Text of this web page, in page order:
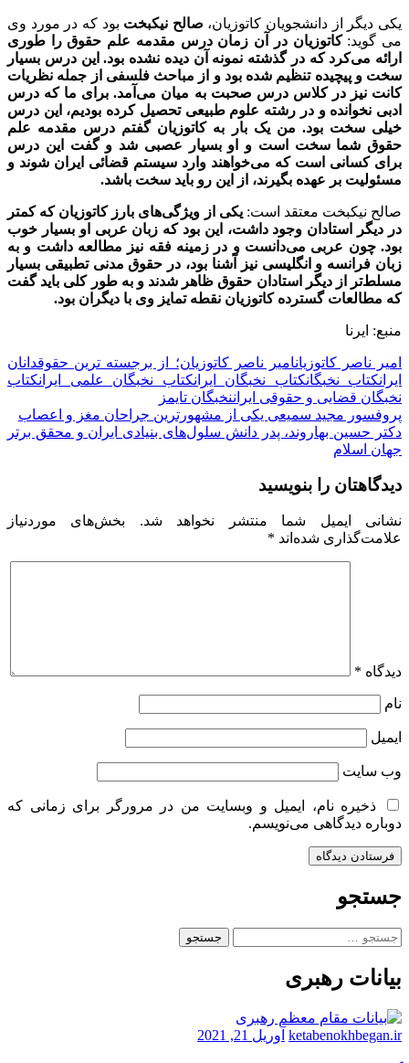
یکی دیگر از دانشجویان کاتوزیان، صالح نیکبخت بود که در مورد وی
می گوید:کاتوزیان در آن زمان درس مقدمه علم حقوق را طوری
ارائه می‌کرد که در گذشته نمونه آن دیده نشده بود. این درس بسیار
سخت و پیچیده تنظیم شده بود و از مباحث فلسفی از جمله نظریات
کانت نیز در کلاس درس صحبت به میان می‌آمد. برای ما که درس
ادبی نخوانده و در رشته علوم طبیعی تحصیل کرده بودیم، این درس
خیلی سخت بود. من یک ‌بار به کاتوزیان گفتم درس مقدمه علم
حقوق شما سخت است و او بسیار عصبی شد و گفت این درس
برای کسانی است که می‌خواهند وارد سیستم قضائی ایران شوند و
مسئولیت بر عهده بگیرند، از این‌ رو باید سخت باشد.
صالح نیکبخت معتقد است:یکی از ویژگی‌های بارز کاتوزیان که کمتر
در دیگر استادان وجود داشت، این بود که زبان عربی او بسیار خوب
بود. چون عربی می‌دانست و در زمینه فقه نیز مطالعه داشت و به
زبان فرانسه و انگلیسی نیز آشنا بود، در حقوق مدنی تطبیقی بسیار
مسلط‌تر از دیگر استادان حقوق ظاهر شدند و به طور کلی باید گفت
که مطالعات گسترده کاتوزیان نقطه تمایز وی با دیگران بود.
منبع: ایرنا
امیر ناصر کاتوزیانامیر ناصر کاتوزیان؛ از برجسته ترین حقوقدانان
ایرانکتاب نخبگانکتاب نخبگان ایرانکتاب نخبگان علمی ایرانکتاب
نخبگان قضایی و حقوقی ایراننخبگان تایمز
راهبری
نوشته
پروفسور مجید سمیعی یکی از مشهورترین جراحان مغز و اعصاب
دکتر حسین بهاروند، پدر دانش سلول‌های بنیادی ایران و محقق برتر
جهان اسلام
دیدگاهتان را بنویسید
نشانی ایمیل شما منتشر نخواهد شد.
بخش‌های موردنیاز
علامت‌گذاری شده‌اند *
دیدگاه *
نام
ایمیل
وب‌ سایت
ذخیره نام، ایمیل و وبسایت من در مرورگر برای زمانی که
دوباره دیدگاهی می‌نویسم.
جستجو
جستجو
بیانات رهبری
ketabenokhbegan.ir آوریل 21, 2021